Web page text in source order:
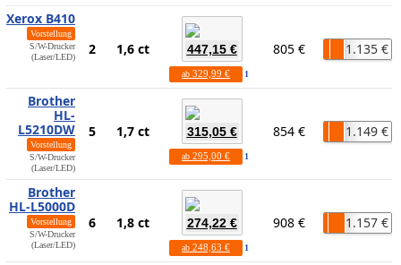
Xerox B410
Vorstellung
S/W-Drucker
(Laser/LED)
2 1,6 ct 447,15 €
ab 329,99 € 1
805 € 1.135 €
Brother
HL-
L5210DW
Vorstellung
S/W-Drucker
(Laser/LED)
5 1,7 ct 315,05 €
ab 295,00 € 1
854 € 1.149 €
Brother
HL-L5000D
Vorstellung
S/W-Drucker
(Laser/LED)
6 1,8 ct 274,22 €
ab 248,63 € 1
908 € 1.157 €